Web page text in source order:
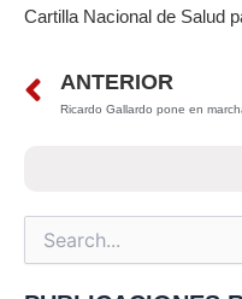
Cartilla Nacional de Salud
Prev
ANTERIOR
Search
for: